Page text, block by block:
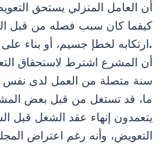
كيفما كان سبب فصله من قبل
ارتكابه لخطإ جسيم، أو بناء على مجرد الإرادة المنفردة للمشغل.
سنة متصلة من العمل لدى نفس
ما، قد تستغل من قبل بعض
يتعمدون إنهاء عقد الشغل قبل
التعويض، وأنه رغم اعتراض